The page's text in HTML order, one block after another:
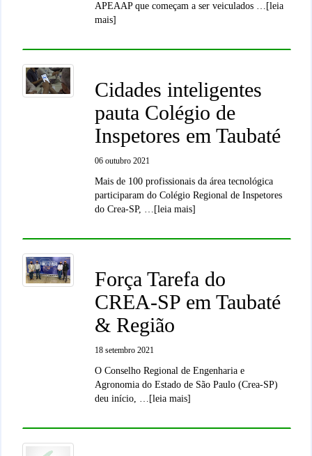
APEAAP que começam a ser veiculados …[leia
mais]
Cidades inteligentes
pauta Colégio de
Inspetores em Taubaté
06 outubro 2021
Mais de 100 profissionais da área tecnológica
participaram do Colégio Regional de Inspetores
do Crea-SP, …[leia mais]
Força Tarefa do
CREA-SP em Taubaté
& Região
18 setembro 2021
O Conselho Regional de Engenharia e
Agronomia do Estado de São Paulo (Crea-SP)
deu início, …[leia mais]